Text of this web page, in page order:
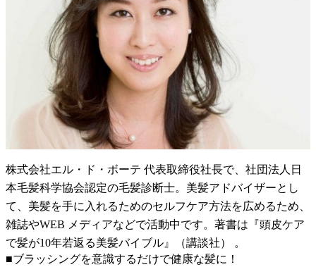
株式会社エル・ド・ボーテ 代表取締役社長で、社団法人日
本毛髪科学協会認定の毛髪診断士。美髪アドバイザーとし
て、美髪を手に入れるためのセルフケア方法を広めるため、
雑誌やWEB メディアなどで活動中です。著書は『頭皮ケア
で髪が10年若返る美髪バイブル』（講談社） 。
■ブラッシングを意識するだけで健康な髪に！